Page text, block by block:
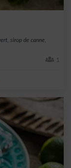
sirop de canne,
1